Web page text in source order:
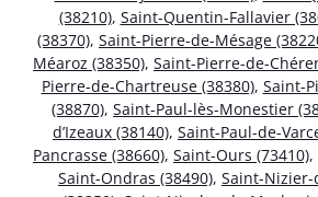
(38210), Saint-Quentin-Fallavier
(38370), Saint-Pierre-de-Mésage
Méaroz (38350), Saint-Pierre-de-
Pierre-de-Chartreuse (38380), Saint-
(38870), Saint-Paul-lès-Monestier
d’Izeaux (38140), Saint-Paul-de-
Pancrasse (38660), Saint-Ours (73410),
Saint-Ondras (38490), Saint-